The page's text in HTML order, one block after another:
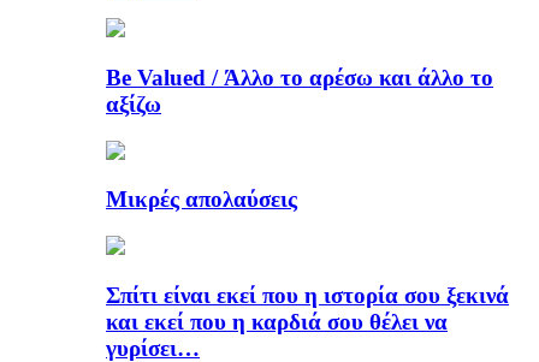
Be Valued / Άλλο το αρέσω και άλλο το
αξίζω
Μικρές απολαύσεις
Σπίτι είναι εκεί που η ιστορία σου ξεκινά
και εκεί που η καρδιά σου θέλει να
γυρίσει…